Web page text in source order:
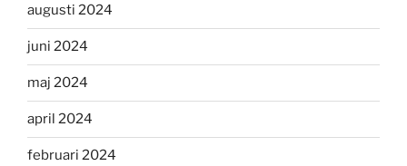
augusti 2024
juni 2024
maj 2024
april 2024
februari 2024